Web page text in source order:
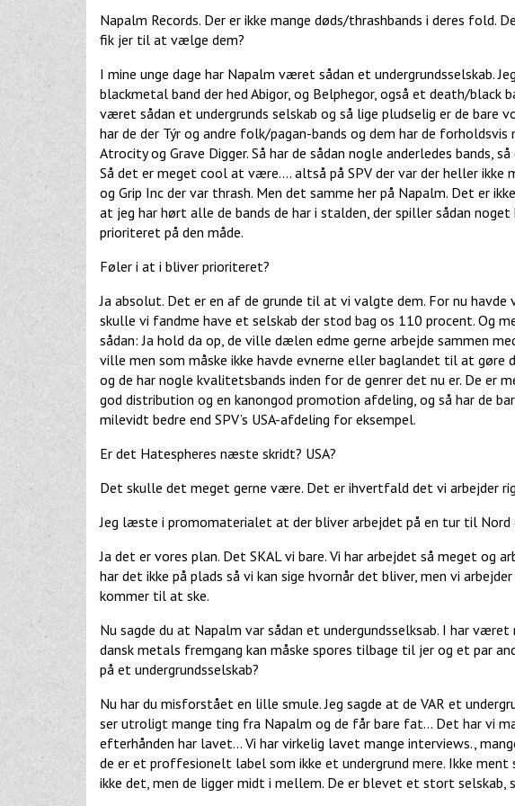
Napalm Records. Der er ikke mange døds/thrashbands i deres fold.
fik jer til at vælge dem?
I mine unge dage har Napalm været sådan et undergrundsselskab.
blackmetal band der hed Abigor, og Belphegor, også et death/
været sådan et undergrunds selskab og så lige pludselig er de bare
har de der Týr og andre folk/pagan-bands og dem har de forholdsvis
Atrocity og Grave Digger. Så har de sådan nogle anderledes bands,
Så det er meget cool at være.... altså på SPV der var der heller ikke
og Grip Inc der var thrash. Men det samme her på Napalm. Det er
at jeg har hørt alle de bands de har i stalden, der spiller sådan
prioriteret på den måde.
Føler i at i bliver prioriteret?
Ja absolut. Det er en af de grunde til at vi valgte dem. For nu
skulle vi fandme have et selskab der stod bag os 110 procent. Og
sådan: Ja hold da op, de ville dælen edme gerne arbejde sammen
ville men som måske ikke havde evnerne eller baglandet til at gøre
og de har nogle kvalitetsbands inden for de genrer det nu er. De er
god distribution og en kanongod promotion afdeling, og så har de
milevidt bedre end SPV’s USA-afdeling for eksempel.
Er det Hatespheres næste skridt? USA?
Det skulle det meget gerne være. Det er ihvertfald det vi arbejder
Jeg læste i promomaterialet at der bliver arbejdet på en tur til Nord
Ja det er vores plan. Det SKAL vi bare. Vi har arbejdet så meget og
har det ikke på plads så vi kan sige hvornår det bliver, men vi
kommer til at ske.
Nu sagde du at Napalm var sådan et undergundsselksab. I har
dansk metals fremgang kan måske spores tilbage til jer og et par
på et undergrundsselskab?
Nu har du misforstået en lille smule. Jeg sagde at de VAR et
ser utroligt mange ting fra Napalm og de får bare fat... Det har vi
efterhånden har lavet... Vi har virkelig lavet mange interviews.,
de er et proffesionelt label som ikke et undergrund mere. Ikke
ikke det, men de ligger midt i mellem. De er blevet et stort selskab,